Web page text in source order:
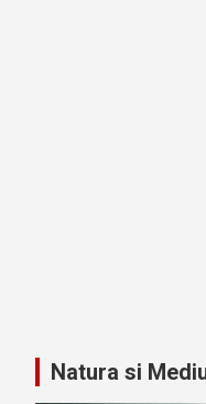
Natura si